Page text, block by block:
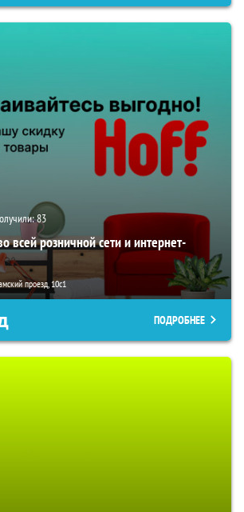
83
всей розничной сети и интернет-
проезд, 10с1
ПОДРОБНЕЕ